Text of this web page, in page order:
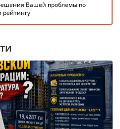
Вашей проблемы по
рейтингу